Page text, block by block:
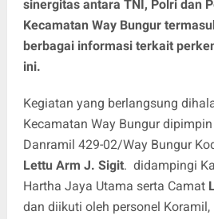
sinergitas antara TNI, Polri dan
Kecamatan Way Bungur
berbagai informasi terkait
ini.
Kegiatan yang berlangsung
Kecamatan Way Bungur
Danramil 429-02/Way Bungur
Lettu Arm J. Sigit. didampingi
Hartha Jaya Utama serta Camat
dan diikuti oleh personel Koramil,